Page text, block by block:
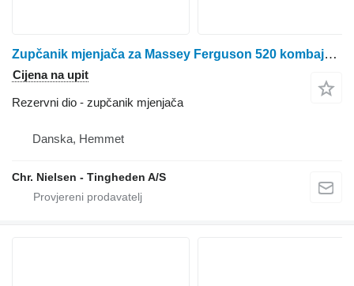
Zupčanik mjenjača za Massey Ferguson 520 kombajna za žito
Cijena na upit
Rezervni dio - zupčanik mjenjača
Danska, Hemmet
Chr. Nielsen - Tingheden A/S